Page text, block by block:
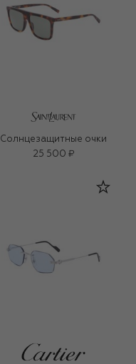
Солнцезащитные очки
25 500 ₽